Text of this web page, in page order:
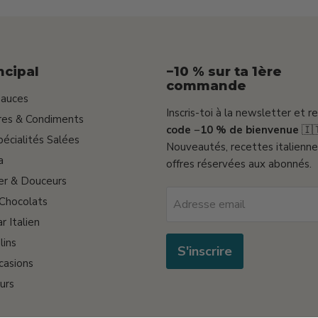
& Condiments
Salées
& Douceurs
Italien
−10 % sur ta 1ère
commande
Inscris-toi à la newsletter et
code −10 % de bienvenue
Nouveautés, recettes
offres réservées aux abonnés.
Adresse email
S'inscrire